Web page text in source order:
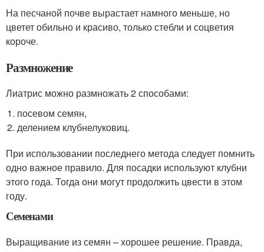
На песчаной почве вырастает намного меньше, но
цветет обильно и красиво, только стебли и соцветия
короче.
Размножение
Лиатрис можно размножать 2 способами:
посевом семян,
делением клубнелуковиц.
При использовании последнего метода следует помнить
одно важное правило. Для посадки используют клубни
этого года. Тогда они могут продолжить цвести в этом
году.
Семенами
Выращивание из семян – хорошее решение. Правда,